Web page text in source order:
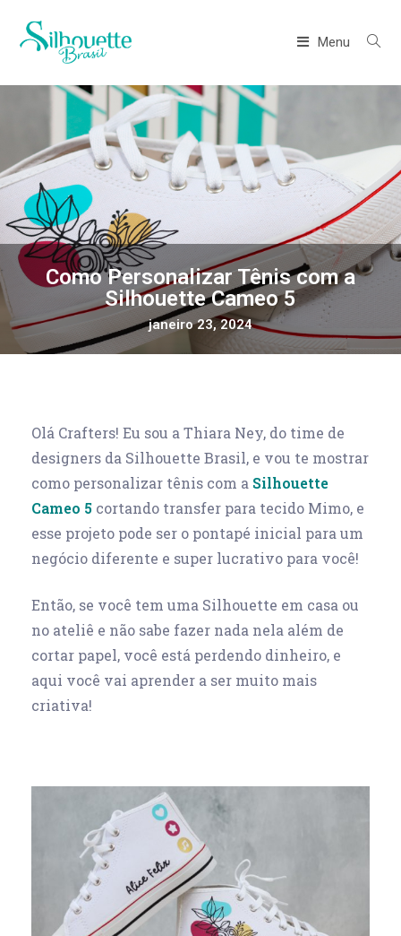
Menu
Como Personalizar Tênis com a
Silhouette Cameo 5
janeiro 23, 2024
Olá Crafters! Eu sou a Thiara Ney, do time de
designers da Silhouette Brasil, e vou te mostrar
como personalizar tênis com a Silhouette
Cameo 5 cortando transfer para tecido Mimo, e
esse projeto pode ser o pontapé inicial para um
negócio diferente e super lucrativo para você!
Então, se você tem uma Silhouette em casa ou
no ateliê e não sabe fazer nada nela além de
cortar papel, você está perdendo dinheiro, e
aqui você vai aprender a ser muito mais
criativa!